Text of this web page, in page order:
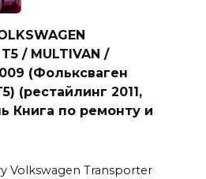
T5 / MULTIVAN /
(Фольксваген
(рестайлинг 2011,
Книга по ремонту и
Volkswagen Transporter